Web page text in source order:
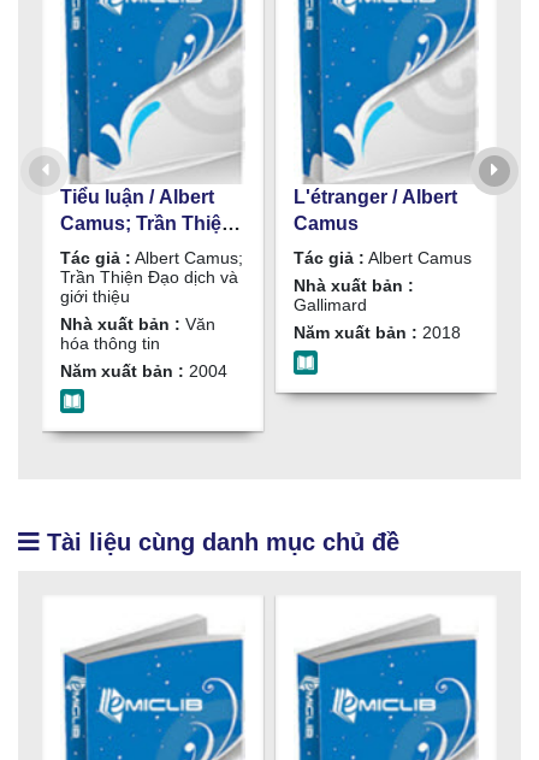
Tiểu luận / Albert
Camus; Trần Thiện
Đạo dịch và giới
thiệu
Tác giả : Albert Camus;
Trần Thiện Đạo dịch và
giới thiệu
Nhà xuất bản : Văn
hóa thông tin
Năm xuất bản : 2004
L'étranger / Albert
Camus
Tác giả : Albert Camus
Nhà xuất bản :
Gallimard
Năm xuất bản : 2018
Tài liệu cùng danh mục chủ đề